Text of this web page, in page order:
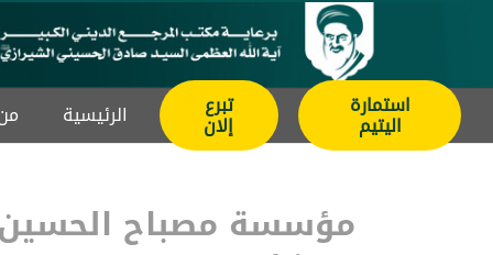
استمارة
اليتيم
تبرع
إلان الرئيسیة
مؤسسة مصباح الحسين